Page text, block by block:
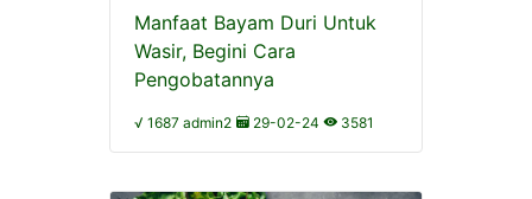
Manfaat Bayam Duri Untuk
Wasir, Begini Cara
Pengobatannya
√ 1687 admin2 29-02-24 3581